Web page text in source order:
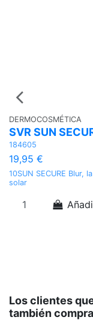
DERMOCOSMÉTICA
SVR SUN
184605
19,95 €
10SUN SECURE Blur,
solar
Los clientes
también